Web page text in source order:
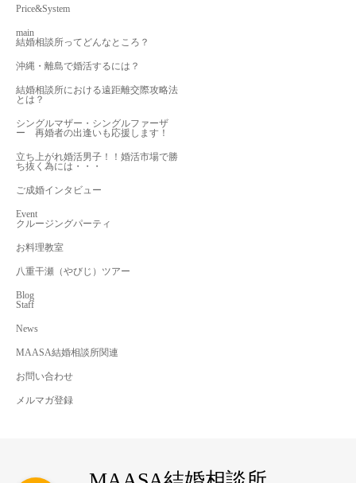
Price&System
main
結婚相談所ってどんなところ？
沖縄・離島で婚活するには？
結婚相談所における遠距離交際攻略法
とは？
シングルマザー・シングルファーザ
ー 再婚者の出逢いも応援します！
立ち上がれ婚活男子！！婚活市場で勝
ち抜く為には・・・
ご成婚インタビュー
Event
クルージングパーティ
お料理教室
八重干瀬（やびじ）ツアー
Blog
Staff
News
MAASA結婚相談所関連
お問い合わせ
メルマガ登録